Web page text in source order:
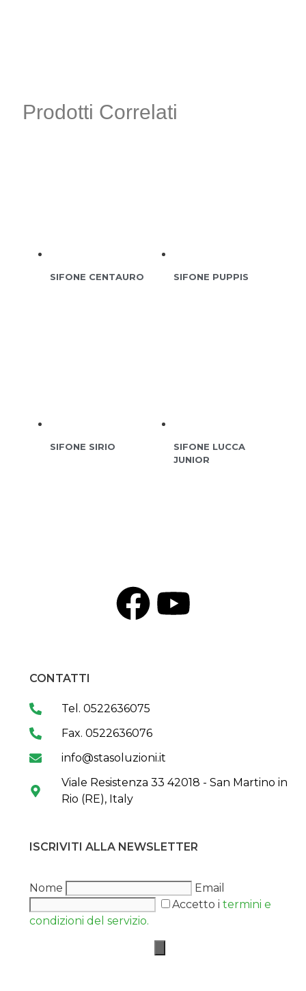
Prodotti Correlati
SIFONE CENTAURO SIFONE PUPPIS
SIFONE SIRIO
SIFONE LUCCA
JUNIOR
CONTATTI
Tel. 0522636075
Fax. 0522636076
info@stasoluzioni.it
Viale Resistenza 33 42018 - San Martino in
Rio (RE), Italy
ISCRIVITI ALLA NEWSLETTER
Nome
Email
Accetto i termini e
condizioni del servizio.